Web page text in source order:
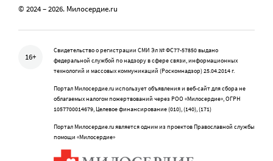
© 2024 – 2026. Милосердие.ru
16+
Свидетельство о регистрации СМИ Эл № ФС77-57850 выдано
федеральной службой по надзору в сфере связи, информационных
технологий и массовых коммуникаций (Роскомнадзор) 25.04.2014 г.
Портал Милосердие.ru использует объявления и веб-сайт для сбора не
облагаемых налогом пожертвований через РОО «Милосердие», ОГРН
1057700014679, Целевое финансирование (010), (140), (171)
Портал Милосердие.ru является одним из проектов Православной службы
помощи «Милосердие»